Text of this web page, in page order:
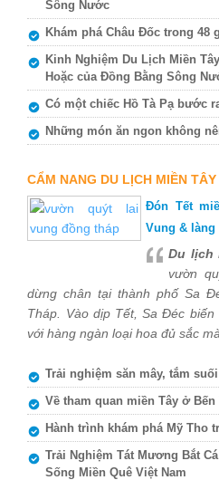
Sông Nước
Khám phá Châu Đốc trong 48
Kinh Nghiệm Du Lịch Miền
Hoặc của Đồng Bằng Sông
Có một chiếc Hồ Tà Pạ bước
Những món ăn ngon không
CẨM NANG DU LỊCH MIỀN TÂY
Đón Tết
Vung & làng
Du lịch
vườn
dừng chân tại thành phố Sa
Tháp. Vào dịp Tết, Sa Đéc
với hàng ngàn loại hoa đủ sắc
Trải nghiệm săn mây, tắm
Về tham quan miền Tây ở
Hành trình khám phá Mỹ Tho
Trải Nghiệm Tát Mương Bắt
Sống Miền Quê Việt Nam